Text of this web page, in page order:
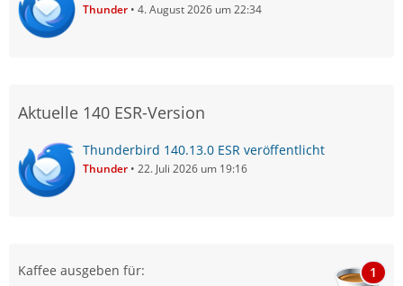
Thunder 4. August 2026 um 22:34
Aktuelle 140 ESR-Version
Thunderbird 140.13.0 ESR veröffentlicht
Thunder 22. Juli 2026 um 19:16
Kaffee ausgeben für: 1